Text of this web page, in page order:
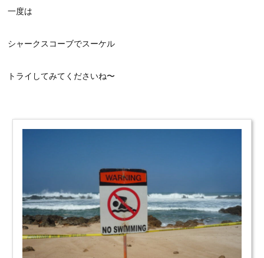
一度は
シャークスコーブでスーケル
トライしてみてくださいね〜